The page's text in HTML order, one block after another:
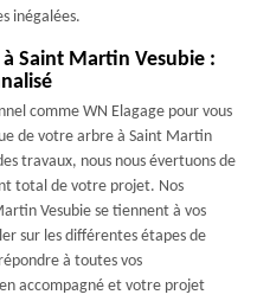
inégalées.
à Saint Martin Vesubie :
comme WN Elagage pour vous
de votre arbre à Saint Martin
travaux, nous nous évertuons de
total de votre projet. Nos
Vesubie se tiennent à vos
sur les différentes étapes de
à toutes vos
accompagné et votre projet